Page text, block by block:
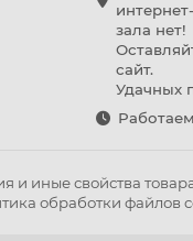
зала нет!
сайт.
Удачных
иные свойства товара
обработки файлов